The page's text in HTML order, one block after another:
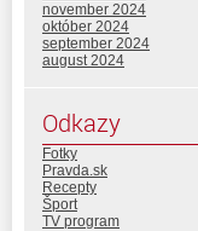
november 2024
október 2024
september 2024
august 2024
Odkazy
Fotky
Pravda.sk
Recepty
Šport
TV program